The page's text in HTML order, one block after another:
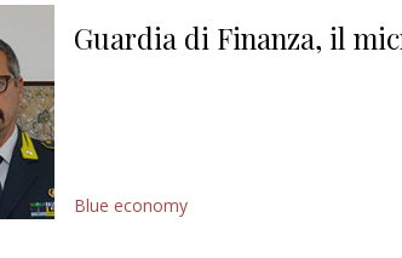
Guardia di Finanza, il
Blue economy